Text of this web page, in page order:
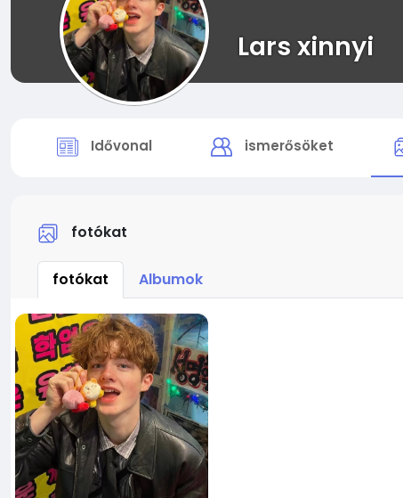
Lars xinnyi
Idővonal ismerősöket
fotókat
fotókat Albumok